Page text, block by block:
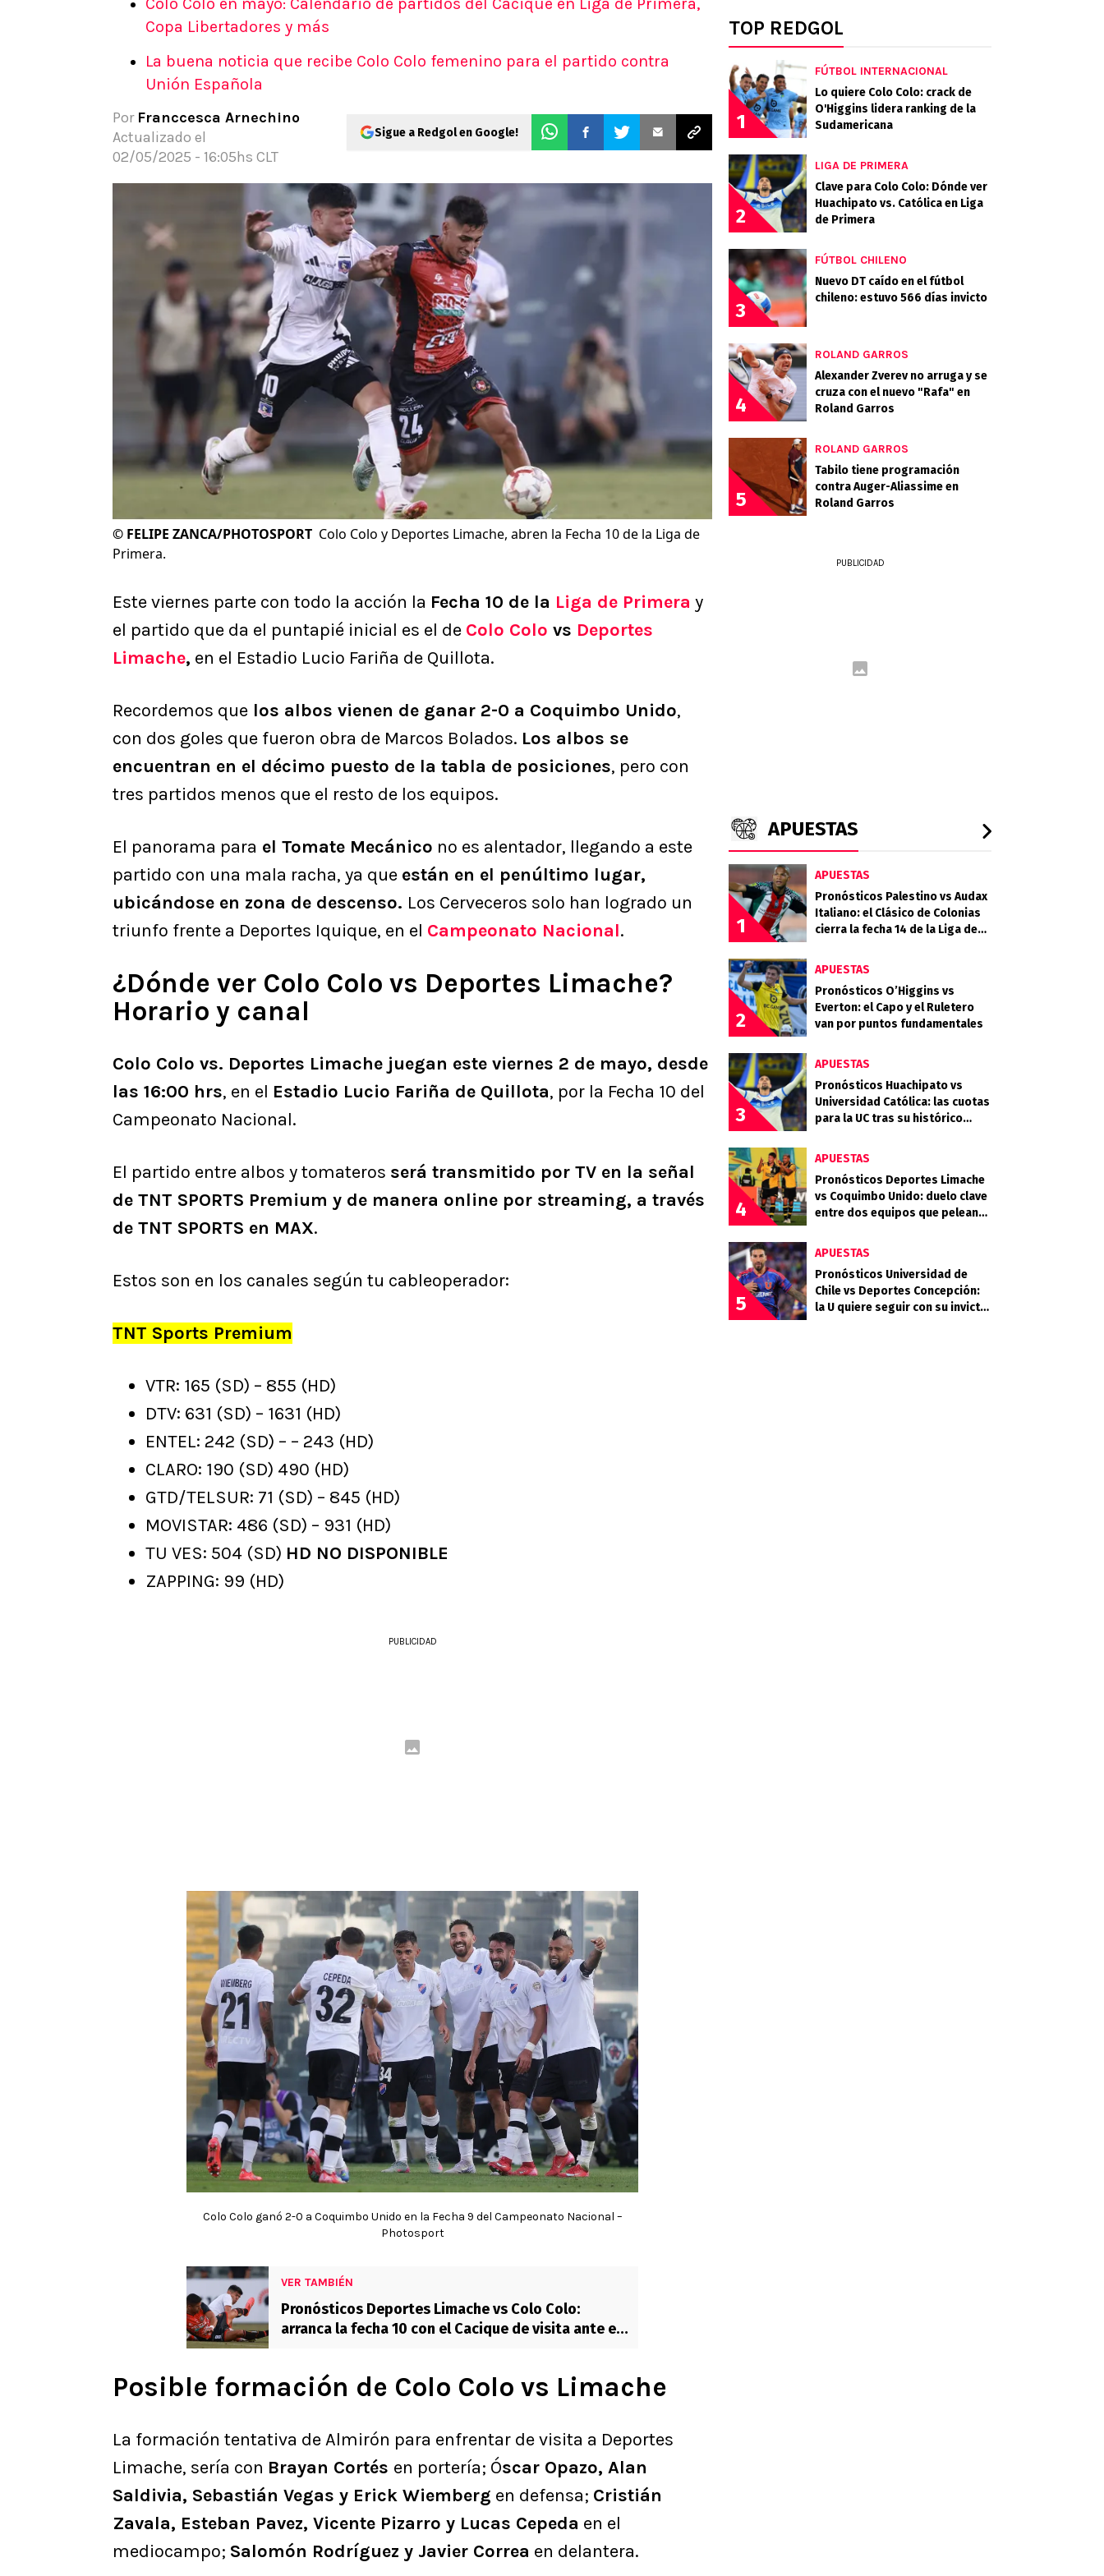
Pronósticos
Apuesta del día
Apuestas Mundial 2026
Copa Libertadores y más
La buena noticia que recibe Colo Colo femenino para el partido contra
Unión Española
Por Franccesca Arnechino
Actualizado el
02/05/2025 - 16:05hs CLT
Sigue a Redgol en Google!
© FELIPE ZANCA/PHOTOSPORT Colo Colo y Deportes Limache, abren la Fecha 10 de la Liga de
Primera.
Este viernes parte con todo la acción la Fecha 10 de la Liga de Primera y
el partido que da el puntapié inicial es el de Colo Colo vs Deportes
Limache, en el Estadio Lucio Fariña de Quillota.
Recordemos que los albos vienen de ganar 2-0 a Coquimbo Unido,
con dos goles que fueron obra de Marcos Bolados. Los albos se
encuentran en el décimo puesto de la tabla de posiciones, pero con
tres partidos menos que el resto de los equipos.
El panorama para el Tomate Mecánico no es alentador, llegando a este
partido con una mala racha, ya que están en el penúltimo lugar,
ubicándose en zona de descenso. Los Cerveceros solo han logrado un
triunfo frente a Deportes Iquique, en el Campeonato Nacional.
¿Dónde ver Colo Colo vs Deportes Limache?
Horario y canal
Colo Colo vs. Deportes Limache juegan este viernes 2 de mayo, desde
las 16:00 hrs, en el Estadio Lucio Fariña de Quillota, por la Fecha 10 del
Campeonato Nacional.
El partido entre albos y tomateros será transmitido por TV en la señal
de TNT SPORTS Premium y de manera online por streaming, a través
de TNT SPORTS en MAX.
Estos son en los canales según tu cableoperador:
TNT Sports Premium
VTR: 165 (SD) – 855 (HD)
DTV: 631 (SD) – 1631 (HD)
ENTEL: 242 (SD) – – 243 (HD)
CLARO: 190 (SD) 490 (HD)
GTD/TELSUR: 71 (SD) – 845 (HD)
MOVISTAR: 486 (SD) – 931 (HD)
TU VES: 504 (SD) HD NO DISPONIBLE
ZAPPING: 99 (HD)
PUBLICIDAD
Colo Colo ganó 2-0 a Coquimbo Unido en la Fecha 9 del Campeonato Nacional –
Photosport
VER TAMBIÉN
Pronósticos Deportes Limache vs Colo Colo:
arranca la fecha 10 con el Cacique de visita ante el
Posible formación de Colo Colo vs Limache
La formación tentativa de Almirón para enfrentar de visita a Deportes
Limache, sería con Brayan Cortés en portería; Óscar Opazo, Alan
Saldivia, Sebastián Vegas y Erick Wiemberg en defensa; Cristián
Zavala, Esteban Pavez, Vicente Pizarro y Lucas Cepeda en el
mediocampo; Salomón Rodríguez y Javier Correa en delantera.
TOP REDGOL
1
FÚTBOL INTERNACIONAL
Lo quiere Colo Colo: crack de
O'Higgins lidera ranking de la
Sudamericana
2
LIGA DE PRIMERA
Clave para Colo Colo: Dónde ver
Huachipato vs. Católica en Liga
de Primera
3
FÚTBOL CHILENO
Nuevo DT caído en el fútbol
chileno: estuvo 566 días invicto
4
ROLAND GARROS
Alexander Zverev no arruga y se
cruza con el nuevo "Rafa" en
Roland Garros
5
ROLAND GARROS
Tabilo tiene programación
contra Auger-Aliassime en
Roland Garros
PUBLICIDAD
APUESTAS
1
APUESTAS
Pronósticos Palestino vs Audax
Italiano: el Clásico de Colonias
cierra la fecha 14 de la Liga de
2
APUESTAS
Pronósticos O’Higgins vs
Everton: el Capo y el Ruletero
van por puntos fundamentales
3
APUESTAS
Pronósticos Huachipato vs
Universidad Católica: las cuotas
para la UC tras su histórico
4
APUESTAS
Pronósticos Deportes Limache
vs Coquimbo Unido: duelo clave
entre dos equipos que pelean
5
APUESTAS
Pronósticos Universidad de
Chile vs Deportes Concepción:
la U quiere seguir con su invicto